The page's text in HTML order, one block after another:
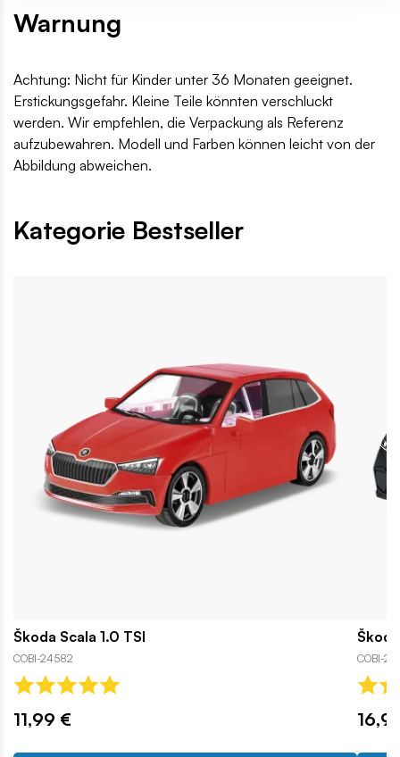
Warnung
Achtung: Nicht für Kinder unter 36 Monaten geeignet.
Erstickungsgefahr. Kleine Teile könnten verschluckt
werden. Wir empfehlen, die Verpackung als Referenz
aufzubewahren. Modell und Farben können leicht von der
Abbildung abweichen.
Kategorie Bestseller
Škoda Scala 1.0 TSI
COBI-24582
11,99 €
COBI-